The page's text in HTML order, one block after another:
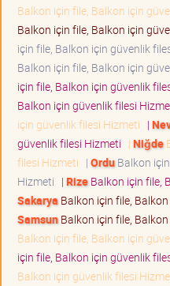
Balkon için file, Balkon için
Balkon için file, Balkon için
için file, Balkon için güvenlik
Balkon için file, Balkon için
için file, Balkon için güvenlik
Balkon için güvenlik filesi
için güvenlik filesi Hizmeti |
güvenlik filesi Hizmeti | Niğde
filesi Hizmeti | OrduBalkon
Hizmeti | RizeBalkon için file,
Sakarya Balkon için file,
SamsunBalkon için file,
Balkon için file, Balkon için
için file, Balkon için güvenlik
Balkon için güvenlik filesi